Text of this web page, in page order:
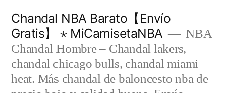
contenido
Chandal NBA Barato【Envío
Gratis】 ⋆ MiCamisetaNBA
NBA
Chandal Hombre – Chandal lakers,
chandal chicago bulls, chandal miami
heat. Más chandal de baloncesto nba de